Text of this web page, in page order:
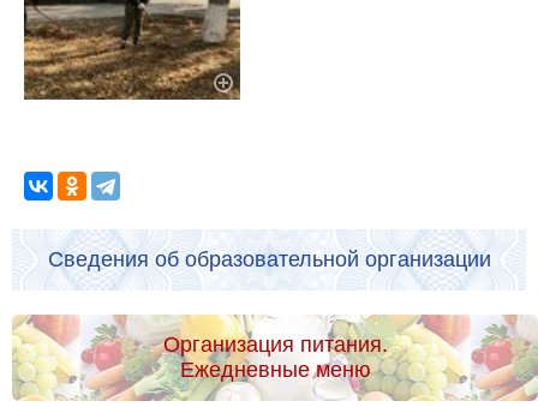
Сведения об образовательной организации
Организация питания.
Ежедневные меню